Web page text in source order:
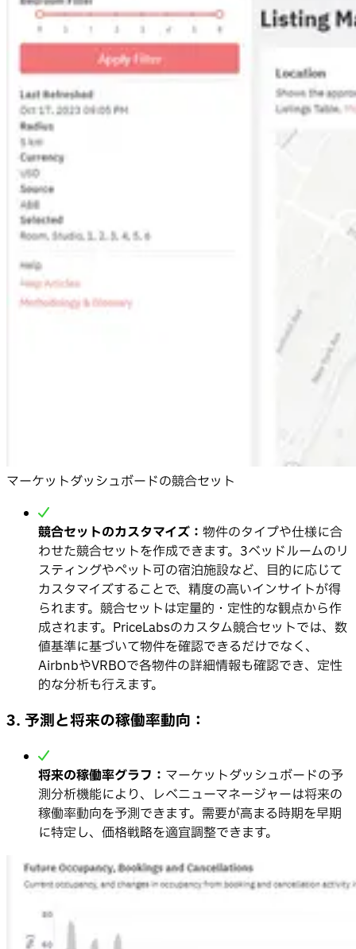
マーケットダッシュボードの競合セット
競合セットのカスタマイズ： 物件のタイプや仕様に合
わせた競合セットを作成できます。3ベッドルームのリ
スティングやペット可の宿泊施設など、目的に応じて
カスタマイズすることで、精度の高いインサイトが得
られます。競合セットは定量的・定性的な観点から作
成されます。PriceLabsのカスタム競合セットでは、数
値基準に基づいて物件を確認できるだけでなく、
AirbnbやVRBOで各物件の詳細情報も確認でき、定性
的な分析も行えます。
3. 予測と将来の稼働率動向：
将来の稼働率グラフ： マーケットダッシュボードの予
測分析機能により、レベニューマネージャーは将来の
稼働率動向を予測できます。需要が高まる時期を早期
に特定し、価格戦略を適宜調整できます。